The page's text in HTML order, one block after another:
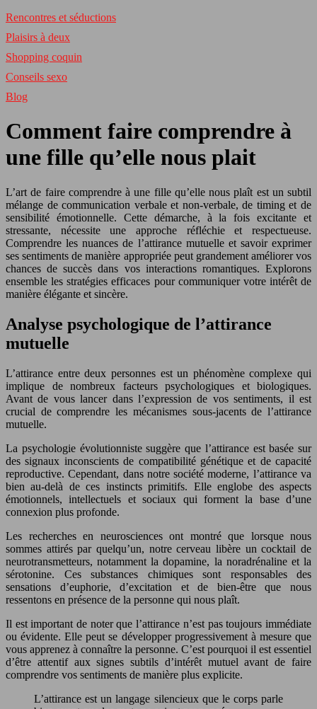
Rencontres et séductions
Plaisirs à deux
Shopping coquin
Conseils sexo
Blog
Comment faire comprendre à
une fille qu’elle nous plait
L’art de faire comprendre à une fille qu’elle nous plaît est un subtil
mélange de communication verbale et non-verbale, de timing et de
sensibilité émotionnelle. Cette démarche, à la fois excitante et
stressante, nécessite une approche réfléchie et respectueuse.
Comprendre les nuances de l’attirance mutuelle et savoir exprimer
ses sentiments de manière appropriée peut grandement améliorer vos
chances de succès dans vos interactions romantiques. Explorons
ensemble les stratégies efficaces pour communiquer votre intérêt de
manière élégante et sincère.
Analyse psychologique de l’attirance
mutuelle
L’attirance entre deux personnes est un phénomène complexe qui
implique de nombreux facteurs psychologiques et biologiques.
Avant de vous lancer dans l’expression de vos sentiments, il est
crucial de comprendre les mécanismes sous-jacents de l’attirance
mutuelle.
La psychologie évolutionniste suggère que l’attirance est basée sur
des signaux inconscients de compatibilité génétique et de capacité
reproductive. Cependant, dans notre société moderne, l’attirance va
bien au-delà de ces instincts primitifs. Elle englobe des aspects
émotionnels, intellectuels et sociaux qui forment la base d’une
connexion plus profonde.
Les recherches en neurosciences ont montré que lorsque nous
sommes attirés par quelqu’un, notre cerveau libère un cocktail de
neurotransmetteurs, notamment la dopamine, la noradrénaline et la
sérotonine. Ces substances chimiques sont responsables des
sensations d’euphorie, d’excitation et de bien-être que nous
ressentons en présence de la personne qui nous plaît.
Il est important de noter que l’attirance n’est pas toujours immédiate
ou évidente. Elle peut se développer progressivement à mesure que
vous apprenez à connaître la personne. C’est pourquoi il est essentiel
d’être attentif aux signes subtils d’intérêt mutuel avant de faire
comprendre vos sentiments de manière plus explicite.
L’attirance est un langage silencieux que le corps parle